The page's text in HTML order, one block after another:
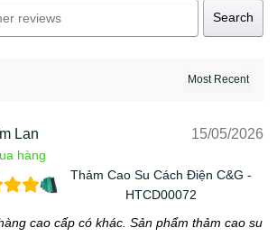
Search
Lan
hàng
15/05/2026
Thảm Cao Su Cách Điện C&G -
HTCD00072
cao cấp có khác. Sản phẩm thảm cao su